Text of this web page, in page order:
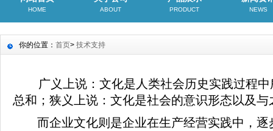
HOME ABOUT PRODUCT NEWS
你的位置： 首页> 技术支持
广义上说：文化是人类社会历史实践过程中
总和；狭义上说：文化是社会的意识形态以及
而企业文化则是企业在生产经营实践中，逐